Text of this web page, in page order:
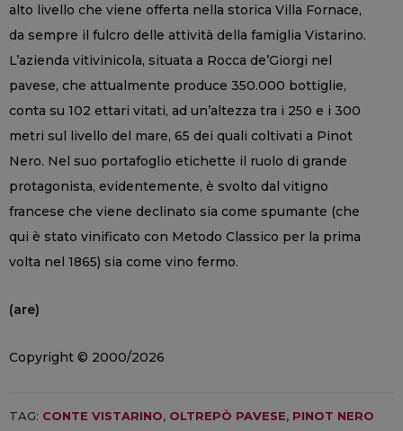
alto livello che viene offerta nella storica Villa Fornace,
da sempre il fulcro delle attività della famiglia Vistarino.
L’azienda vitivinicola, situata a Rocca de’Giorgi nel
pavese, che attualmente produce 350.000 bottiglie,
conta su 102 ettari vitati, ad un’altezza tra i 250 e i 300
metri sul livello del mare, 65 dei quali coltivati a Pinot
Nero. Nel suo portafoglio etichette il ruolo di grande
protagonista, evidentemente, è svolto dal vitigno
francese che viene declinato sia come spumante (che
qui è stato vinificato con Metodo Classico per la prima
volta nel 1865) sia come vino fermo.
(are)
Copyright © 2000/2026
TAG: CONTE VISTARINO, OLTREPÒ PAVESE, PINOT NERO